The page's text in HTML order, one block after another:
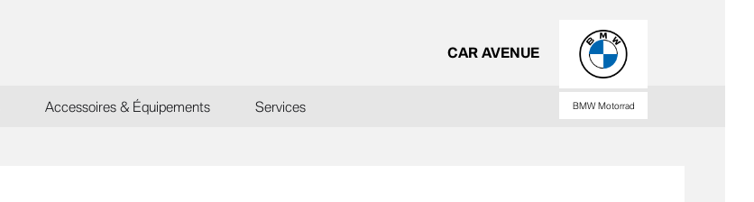
CAR AVENUE
BMW Motorrad
Accessoires & Équipements Services